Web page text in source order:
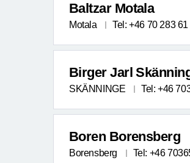
Baltzar Motala
Motala Tel: +46 70 283
Birger Jarl
SKÄNNINGE Tel: +46
Boren Borensberg
Borensberg Tel: +46